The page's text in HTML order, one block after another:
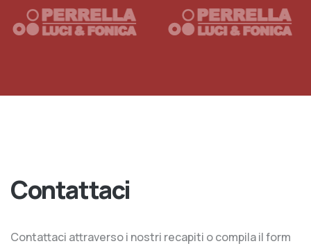
Contattaci
Contattaci attraverso i nostri recapiti o compila il form